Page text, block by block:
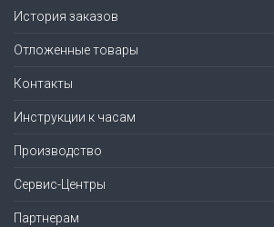
История заказов
Отложенные товары
Контакты
Инструкции к часам
Производство
Сервис-Центры
Партнерам